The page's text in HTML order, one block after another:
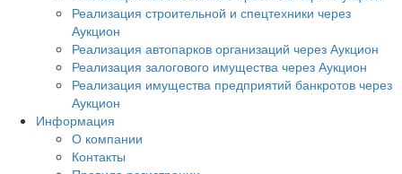
Реализация строительной и спецтехники через
Аукцион
Реализация автопарков организаций через Аукцион
Реализация залогового имущества через Аукцион
Реализация имущества предприятий банкротов через
Аукцион
Информация
О компании
Контакты